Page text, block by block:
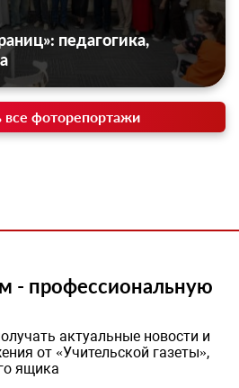
педагогика,
все фоторепортажи
- профессиональную
актуальные новости и
от «Учительской газеты»,
ящика